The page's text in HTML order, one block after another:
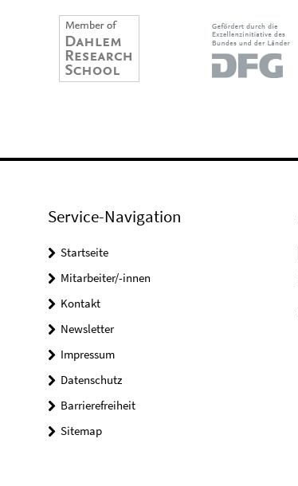
Service-Navigation
Startseite
Mitarbeiter/-innen
Kontakt
Newsletter
Impressum
Datenschutz
Barrierefreiheit
Sitemap